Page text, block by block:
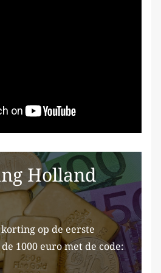
Holland
op de eerste
1000 euro met de code: